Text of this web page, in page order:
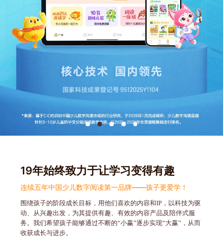
19年始终致力于让学习变得有趣
连续五年中国少儿数字阅读第一品牌——孩子更爱学！
围绕孩子的阶段成长目标，用他们喜欢的内容和IP，以科技为驱
动、从兴趣出发，为其提供有趣、有效的内容产品及陪伴式服
务。我们希望孩子能够通过不断的“小赢”逐步实现“大赢”，从而
收获成长与进步。